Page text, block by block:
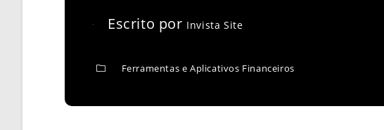
Escrito por Invista Site
Ferramentas e Aplicativos Financeiros